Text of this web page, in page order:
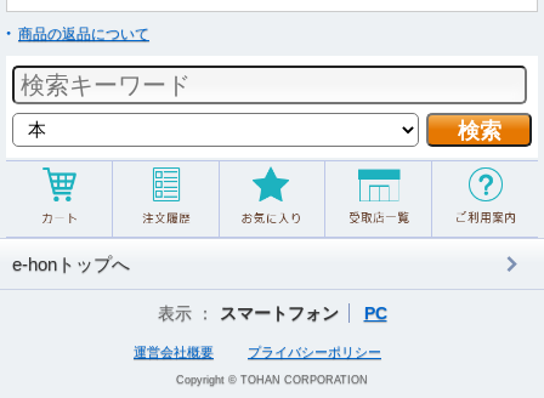
商品の返品について
e-honトップへ
表示 ： スマートフォン PC
運営会社概要 プライバシーポリシー
Copyright © TOHAN CORPORATION